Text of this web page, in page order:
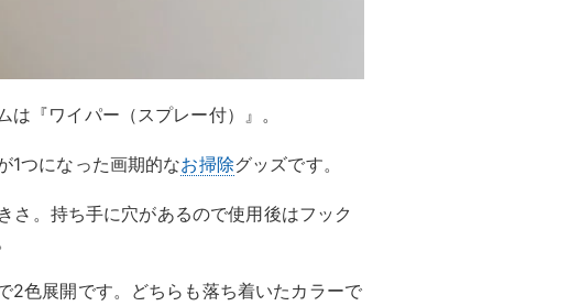
『ワイパー（スプレー付）』。
1つになった画期的なお掃除グッズです。
。持ち手に穴があるので使用後はフック
2色展開です。どちらも落ち着いたカラーで